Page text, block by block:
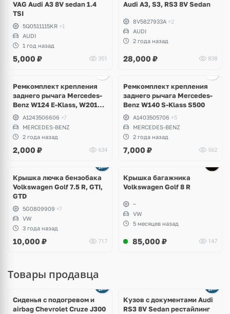
VAG Audi A3 8V sedan 1.4
TSI
5Q0511115KR +1
AUDI
1 год назад
5,000 ₽ 351
Audi A3, S3, RS3 8V Sedan
8V5827933A +2
AUDI
2 года назад
28,000 ₽ 838
Ремкомплект крепления
заднего рычага Mercedes-
Benz W124 E-Klass, W201
190A1243506606 +7
MERCEDES-BENZ
2 года назад
2,000 ₽ 634
Ремкомплект крепления
заднего рычага Mercedes-
Benz W140 S-Klass S500
A1403505706 +5
MERCEDES-BENZ
2 года назад
7,000 ₽ 562
Крышка лючка бензобака
Volkswagen Golf 7.5 R, GTI,
GTD
5G0809909 +7
VW
3 года назад
10,000 ₽ 717
Крышка багажника
Volkswagen Golf 8 R
~
VW
5 месяцев назад
85,000 ₽ 147
Товары продавца
Сиденья с подогревом и
airbag Chevrolet Cruze J300
Кузов с документами Audi
RS3 8V Sedan рестайлинг